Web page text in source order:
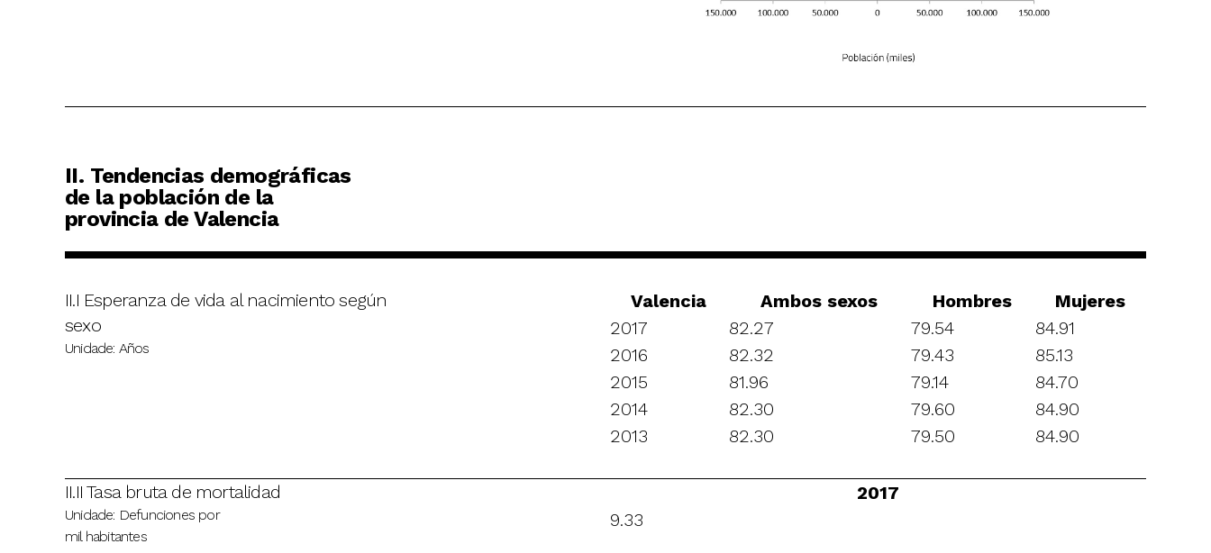
II. Tendencias demográficas
de la población de la
provincia de Valencia
II.I Esperanza de vida al nacimiento según
sexo
Unidade: Años
Valencia Ambos sexos Hombres
Mujeres
2017
82.27 79.54
84.91
2016
82.32 79.43
85.13
2015
81.96 79.14
84.70
2014
82.30 79.60
84.90
2013
82.30 79.50 84.90
II.II Tasa bruta de mortalidad
Unidade: Defunciones por
mil habitantes
2017
9.33